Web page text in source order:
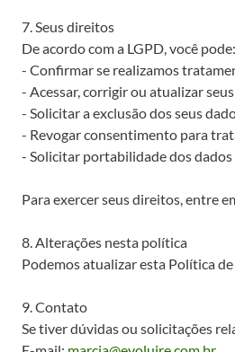
7. Seus direitos
De acordo com a LGPD, você pode:
- Confirmar se realizamos
- Acessar, corrigir ou atualizar
- Solicitar a exclusão dos seus
- Revogar consentimento para
- Solicitar portabilidade dos
Para exercer seus direitos, entre
8. Alterações nesta política
Podemos atualizar esta Política
9. Contato
Se tiver dúvidas ou solicitações